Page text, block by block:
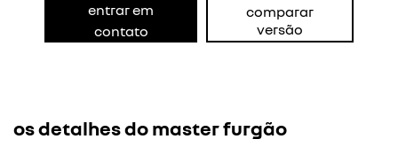
entrar em
contato
comparar
versão
os detalhes do master furgão